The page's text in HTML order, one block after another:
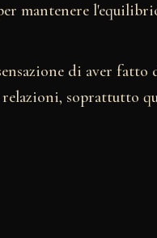
mantenere
di aver fatto
soprattutto